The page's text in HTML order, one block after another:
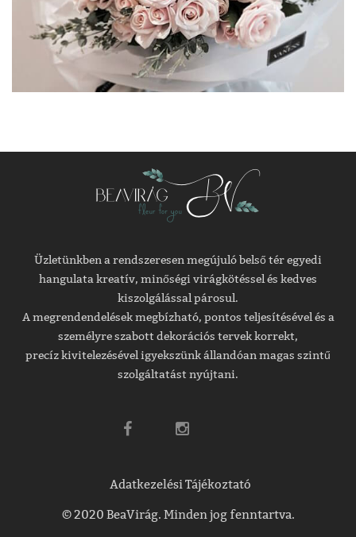
Üzletünkben a rendszeresen megújuló belső tér egyedi
hangulata kreatív, minőségi virágkötéssel és kedves
kiszolgálással párosul.
A megrendendelések megbízható, pontos teljesítésével és a
személyre szabott dekorációs tervek korrekt,
precíz kivitelezésével igyekszünk állandóan magas szintű
szolgáltatást nyújtani.
Adatkezelési Tájékoztató
© 2020 BeaVirág. Minden jog fenntartva.